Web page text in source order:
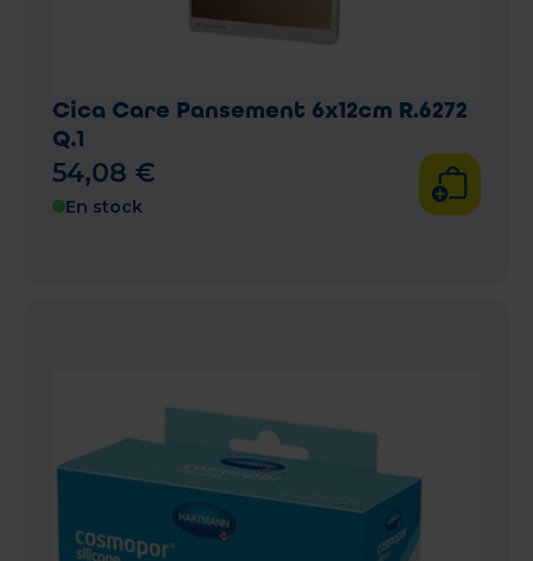
Cica Care Pansement 6x12cm R.6272
Q.1
54,08 €
En stock